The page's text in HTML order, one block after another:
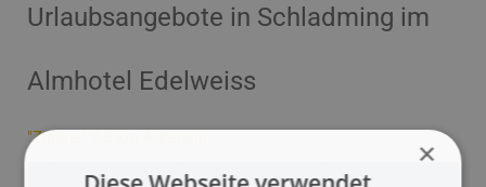
Urlaubsangebote in Schladming im
Almhotel Edelweiss
"Zipline" 2,5 km Adrenalin! ×